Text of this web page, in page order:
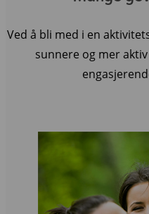
Ved å bli med i en
sunnere og mer